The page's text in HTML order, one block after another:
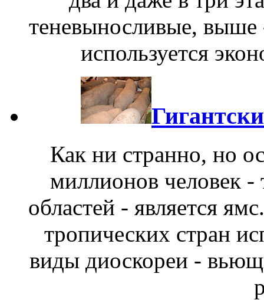
теневыносливые,
используется
Как ни странно, но
миллионов человек -
областей - является
тропических стран
виды диоскореи -